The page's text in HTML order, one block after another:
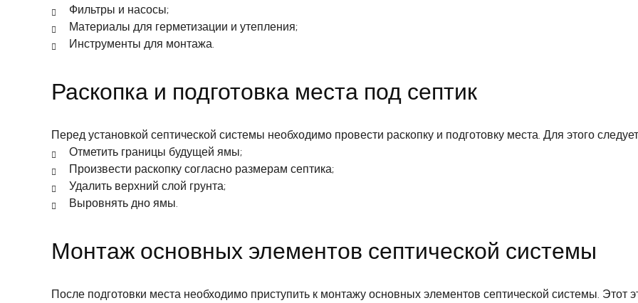
Фильтры и насосы;
Материалы для герметизации и утепления;
Инструменты для монтажа.
Раскопка и подготовка места под септик
Перед установкой септической системы необходимо провести раскопку и подготовку места. Для этого
Отметить границы будущей ямы;
Произвести раскопку согласно размерам септика;
Удалить верхний слой грунта;
Выровнять дно ямы.
Монтаж основных элементов септической системы
После подготовки места необходимо приступить к монтажу основных элементов септической системы. Этот